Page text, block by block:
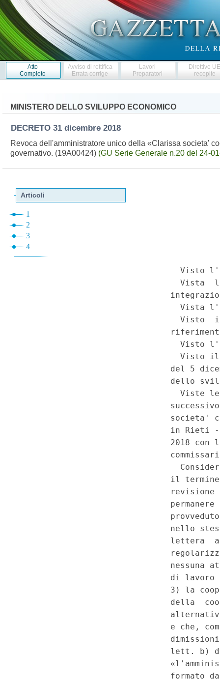
Atto
Completo
Avviso di rettifica
Errata corrige
Lavori
Preparatori
Direttive
recepite
MINISTERO DELLO SVILUPPO ECONOMICO
DECRETO 31 dicembre 2018
Revoca dell'amministratore unico della «Clarissa societa'
governativo. (19A00424) (GU Serie Generale n.20 del 24-